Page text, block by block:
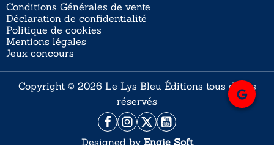
Conditions Générales de vente
Déclaration de confidentialité
Politique de cookies
Mentions légales
Jeux concours
Copyright © 2026 Le Lys Bleu Éditions tous droits
réservés
Designed by Engie Soft